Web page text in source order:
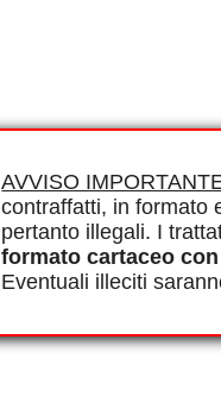
AVVISO
contraffatti, in formato
pertanto illegali. I
formato cartaceo
Eventuali illeciti